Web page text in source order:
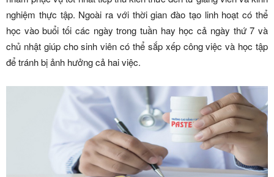
nghiệm thực tập. Ngoài ra với thời gian đào tạo linh hoạt có thể
học vào buổi tối các ngày trong tuần hay học cả ngày thứ 7 và
chủ nhật giúp cho sinh viên có thể sắp xếp công việc và học tập
để tránh bị ảnh hưởng cả hai việc.